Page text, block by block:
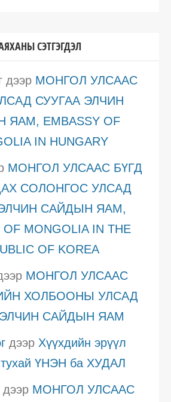
СЭТГЭГДЭЛ
дээр МОНГОЛ УЛСААС
СУУГАА ЭЛЧИН
EMBASSY OF
IN HUNGARY
МОНГОЛ УЛСААС БҮГД
СОЛОНГОС УЛСАД
САЙДЫН ЯАМ,
OF MONGOLIA IN THE
OF KOREA
МОНГОЛ УЛСААС
ХОЛБООНЫ УЛСАД
САЙДЫН ЯАМ
дээр Хүүхдийн эрүүл
ҮНЭН ба ХУДАЛ
дээр МОНГОЛ УЛСААС